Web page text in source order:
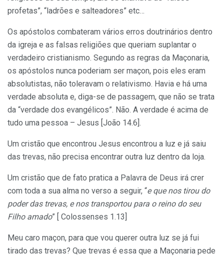
profetas”, “ladrões e salteadores” etc…
Os apóstolos combateram vários erros doutrinários dentro
da igreja e as falsas religiões que queriam suplantar o
verdadeiro cristianismo. Segundo as regras da Maçonaria,
os apóstolos nunca poderiam ser maçon, pois eles eram
absolutistas, não toleravam o relativismo. Havia e há uma
verdade absoluta e, diga-se de passagem, que não se trata
da “verdade dos evangélicos”. Não. A verdade é acima de
tudo uma pessoa – Jesus [João 14.6].
Um cristão que encontrou Jesus encontrou a luz e já saiu
das trevas, não precisa encontrar outra luz dentro da loja.
Um cristão que de fato pratica a Palavra de Deus irá crer
com toda a sua alma no verso a seguir, “e que nos tirou do
poder das trevas, e nos transportou para o reino do seu
Filho amado” [ Colossenses 1.13]
Meu caro maçon, para que vou querer outra luz se já fui
tirado das trevas? Que trevas é essa que a Maçonaria pede